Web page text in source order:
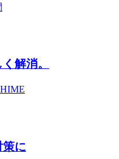
解消。
策に